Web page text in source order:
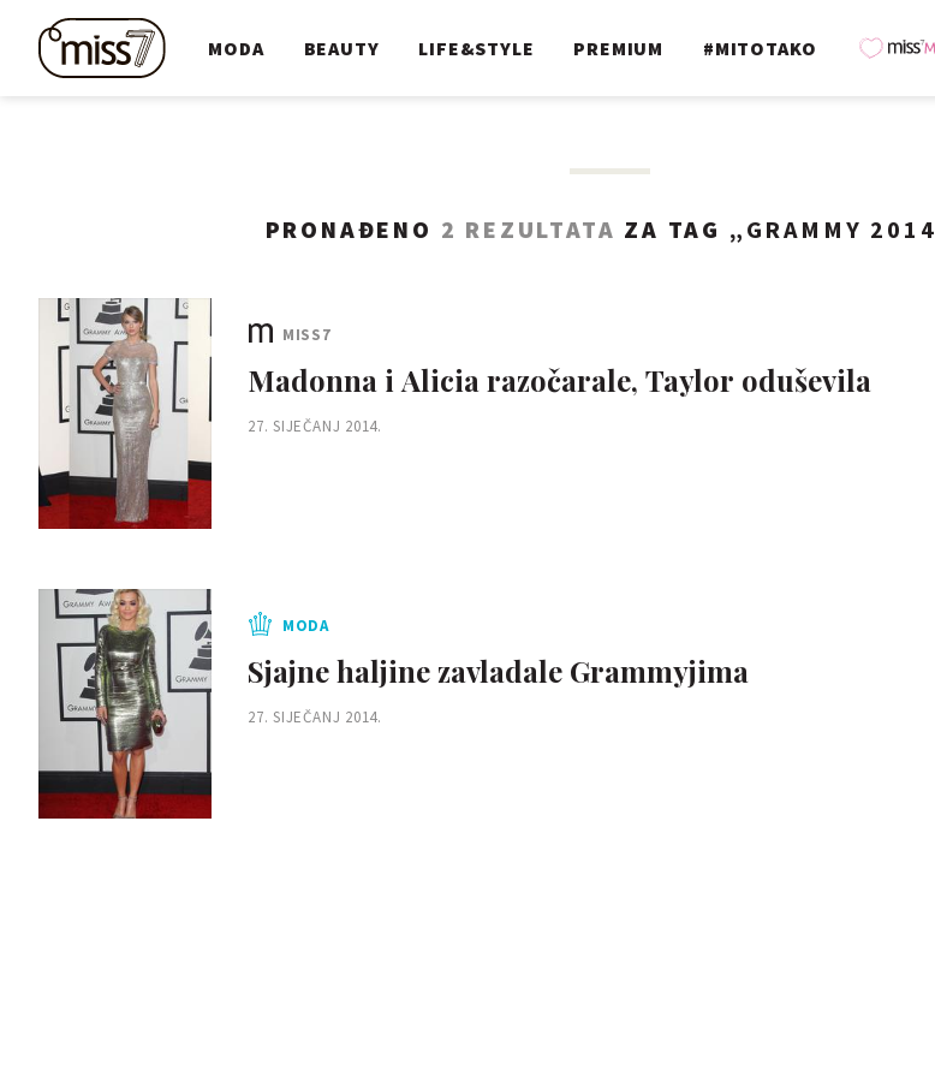
MODA BEAUTY LIFE&STYLE PREMIUM #MITOTAKO
PRONAĐENO 2 REZULTATA ZA TAG „ GRAMMY 2014
MISS7
Madonna i Alicia razočarale, Taylor oduševila
27. SIJEČANJ 2014.
MODA
Sjajne haljine zavladale Grammyjima
27. SIJEČANJ 2014.